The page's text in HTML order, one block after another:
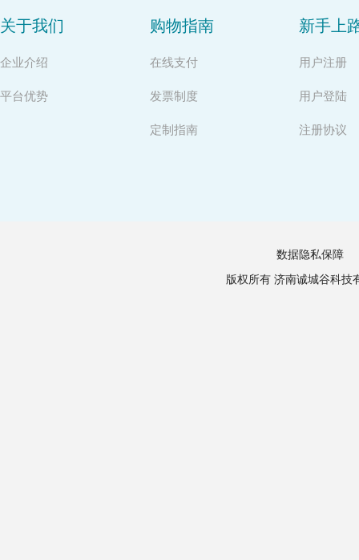
关于我们
企业介绍
平台优势
购物指南
在线支付
发票制度
定制指南
新手上
用户注册
用户登陆
注册协议
数据隐私保障
版权所有 济南诚城谷科技